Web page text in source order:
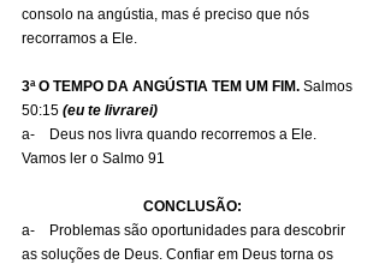
consolo na angústia, mas é preciso que nós
recorramos a Ele.
3ª O TEMPO DA ANGÚSTIA TEM UM FIM. Salmos
50:15 (eu te livrarei)
a-    Deus nos livra quando recorremos a Ele.
Vamos ler o Salmo 91
CONCLUSÃO:
a-    Problemas são oportunidades para descobrir
as soluções de Deus. Confiar em Deus torna os